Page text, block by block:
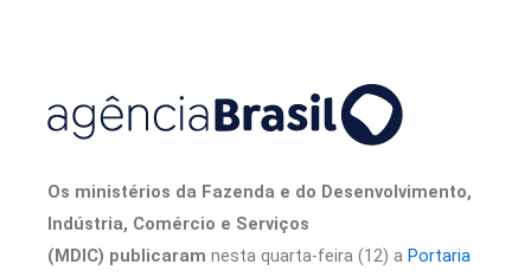
Os ministérios da Fazenda e do Desenvolvimento,
Indústria, Comércio e Serviços
(MDIC) publicaram nesta quarta-feira (12) a Portaria